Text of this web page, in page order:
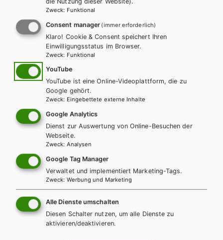
WEITERLESEN
Weitere Bände dieser
Schulbuchreihe
Zweck: Funktional
Consent manager (immer erforderlich)
Klaro! Cookie & Consent speichert Ihren
Einwilligungsstatus im Browser.
Zweck: Funktional
YouTube
YouTube ist eine Online-Videoplattform, die zu
Google gehört.
Zweck: Eingebettete externe Inhalte
Google Analytics
Dienst zur Auswertung von Online-Besuchen der
Webseite.
Zweck: Analysen
Google Tag Manager
Verwaltet und implementiert Marketing-Tags.
Zweck: Werbung und Marketing
Alle Dienste umschalten
Diesen Schalter nutzen, um alle Dienste zu
aktivieren/deaktivieren.